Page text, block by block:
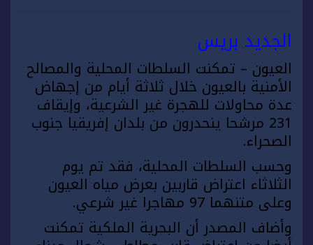
الجديد بريس
العيون – تمكنت السلطات المحلية والمصالح
الأمنية بالعيون خلال ثلاثة أيام من إجهاض
عدة محاولات للهجرة غير الشرعية، وإيقاف
231 مرشحا ينحدرون من بلدان إفريقيا جنوب
الصحراء.
وحسب السلطات المحلية، فقد تم يوم
الثلاثاء اعتراض قاربين بعرض مياه العيون
وعلى متنهما 97 مهاجرا غير شرعي.
وأضاف المصدر أن البحرية الملكية تمكنت